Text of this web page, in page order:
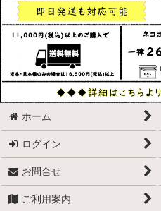
ホーム
ログイン
お問合せ
ご利用案内